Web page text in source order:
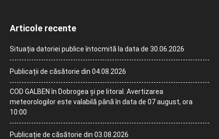
Articole recente
Situația datoriei publice întocmită la data de 30.06.2026
Publicații de căsătorie din 04.08.2026
COD GALBEN în Dobrogea și pe litoral. Avertizarea
meteorologilor este valabilă până în data de 07 august, ora
10:00
Publicație de căsătorie din 03.08.2026